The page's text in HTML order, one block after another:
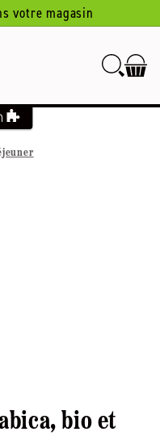
votre magasin
bio et